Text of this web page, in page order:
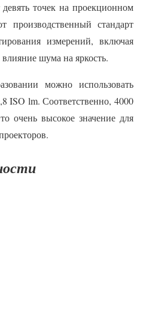
точек на проекционном
производственный стандарт
измерений, включая
шума на яркость.
можно использовать
ISO lm. Соответственно, 4000
очень высокое значение для